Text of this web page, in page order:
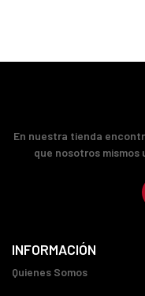
En nuestra tienda
que nosotros mismos
INFORMACIÓN
Quienes Somos